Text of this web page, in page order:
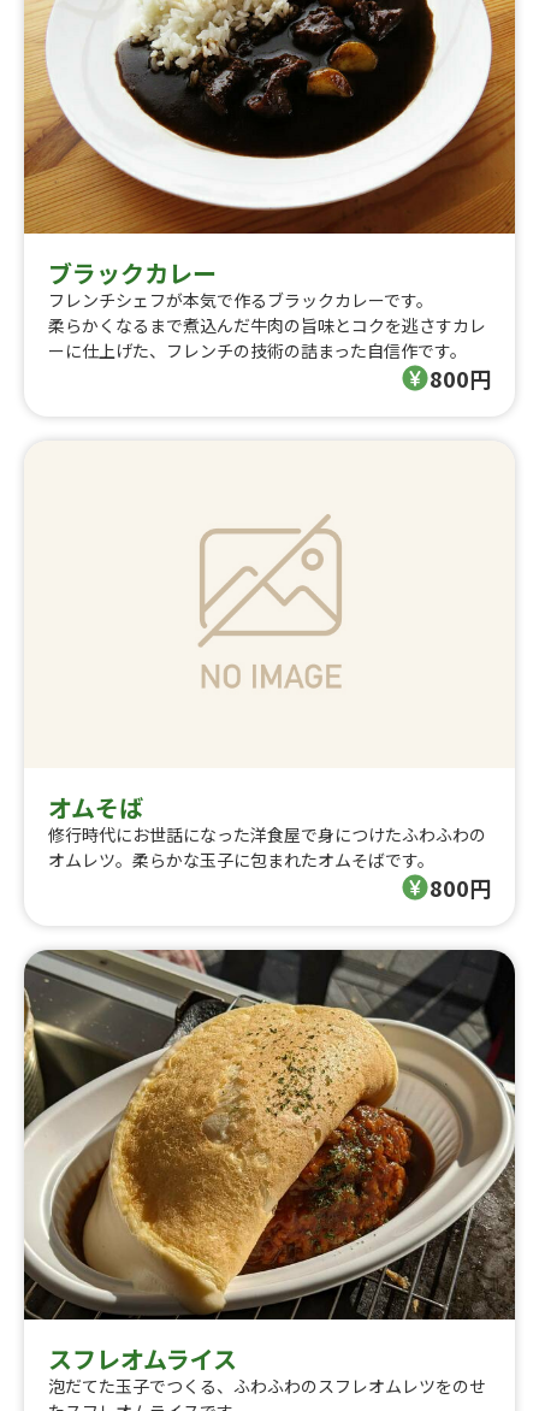
ブラックカレー
フレンチシェフが本気で作るブラックカレーです。
柔らかくなるまで煮込んだ牛肉の旨味とコクを逃さすカレ
ーに仕上げた、フレンチの技術の詰まった自信作です。
800円
オムそば
修行時代にお世話になった洋食屋で身につけたふわふわの
オムレツ。柔らかな玉子に包まれたオムそばです。
800円
スフレオムライス
泡だてた玉子でつくる、ふわふわのスフレオムレツをのせ